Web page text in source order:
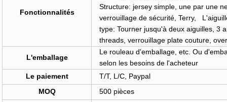
Fonctionnalités
Structure: jersey simple, une par une
verrouillage de sécurité, Terry,
type: Tourner jusqu'à deux aiguilles, 3
threads, verrouillage plate couture,
L'emballage
Le rouleau d'emballage,etc. Ou
selon les besoins de l'acheteur
Le paiement
T/T, L/C, Paypal
MOQ
500 pièces